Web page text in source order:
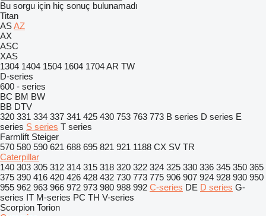
Bu sorgu için hiç sonuç bulunamadı
Titan
ASAZ
AX
ASC
XAS
1304 1404 1504 1604 1704AR TW
D-series
600 - series
BC BM BW
BB DTV
320 331 334 337 341 425 430 753 763 773 B series D series E
series S series T series
Farmlift Steiger
570 580 590 621 688 695 821 921 1188 CX SV TR
Caterpillar
140 303 305 312 314 315 318 320 322 324 325 330 336 345 350 365
375 390 416 420 426 428 432 730 773 775 906 907 924 928 930 950
955 962 963 966 972 973 980 988 992 C-series DE D series G-
series IT M-series PC TH V-series
Scorpion Torion